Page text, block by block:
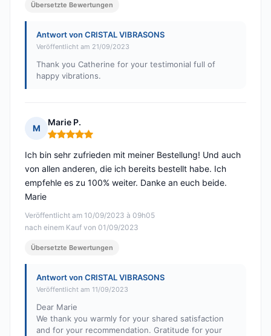
Übersetzte Bewertungen
Antwort von CRISTAL VIBRASONS
Veröffentlicht am 21/09/2023
Thank you Catherine for your testimonial full of
happy vibrations.
M
Marie P.
Hinweis: 5 von 5
Veröffentlicht am 10/09/2023 à 09h05
nach einem Kauf von 01/09/2023
Ich bin sehr zufrieden mit meiner Bestellung! Und auch
von allen anderen, die ich bereits bestellt habe. Ich
empfehle es zu 100% weiter. Danke an euch beide.
Marie
Übersetzte Bewertungen
Antwort von CRISTAL VIBRASONS
Veröffentlicht am 11/09/2023
Dear Marie
We thank you warmly for your shared satisfaction
and for your recommendation. Gratitude for your